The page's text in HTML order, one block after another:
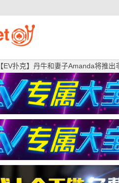
【EV扑克】丹牛和妻子Amanda将推